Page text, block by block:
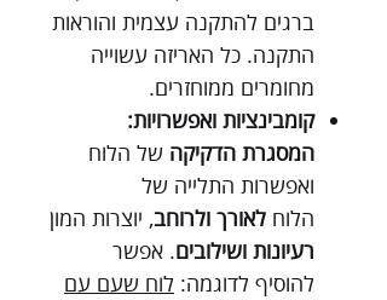
ברגים להתקנה עצמית והוראות
התקנה. כל האריזה עשוייה
מחומרים ממוחזרים.
קומבינציות ואפשרויות:
המסגרת הדקיקה של הלוח
ואפשרות התלייה של
הלוח לאורך ולרוחב, יוצרות המון
רעיונות ושילובים. אפשר
להוסיף לדוגמה: לוח שעם עם